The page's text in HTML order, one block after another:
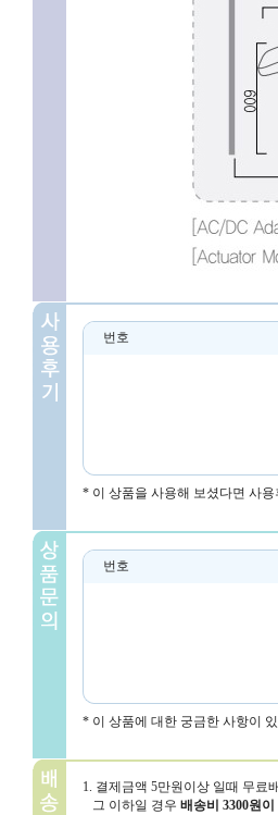
번호
* 이 상품을 사용해 보셨다면 사
번호
* 이 상품에 대한 궁금한 사항이
1. 결제금액 5만원이상 일때 무료
그 이하일 경우 배송비 3300원이